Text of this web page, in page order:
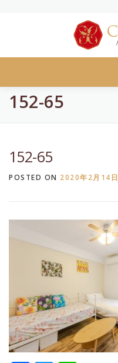
152-65
152-65
POSTED ON 2020年2月14日